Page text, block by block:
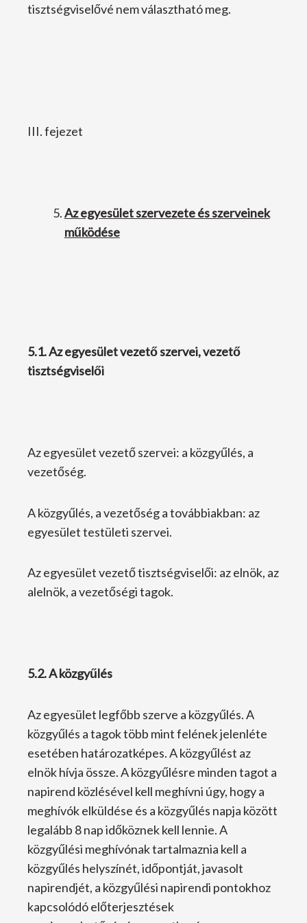
tisztségviselővé nem választható meg.
III. fejezet
Az egyesület szervezete és szerveinek
működése
5.1. Az egyesület vezető szervei, vezető
tisztségviselői
Az egyesület vezető szervei: a közgyűlés, a
vezetőség.
A közgyűlés, a vezetőség a továbbiakban: az
egyesület testületi szervei.
Az egyesület vezető tisztségviselői: az elnök, az
alelnök, a vezetőségi tagok.
5.2. A közgyűlés
Az egyesület legfőbb szerve a közgyűlés. A
közgyűlés a tagok több mint felének jelenléte
esetében határozatképes. A közgyűlést az
elnök hívja össze. A közgyűlésre minden tagot a
napirend közlésével kell meghívni úgy, hogy a
meghívók elküldése és a közgyűlés napja között
legalább 8 nap időköznek kell lennie. A
közgyűlési meghívónak tartalmaznia kell a
közgyűlés helyszínét, időpontját, javasolt
napirendjét, a közgyűlési napirendi pontokhoz
kapcsolódó előterjesztések